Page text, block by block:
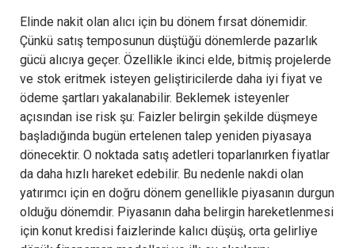
Elinde nakit olan alıcı için bu dönem fırsat dönemidir.
Çünkü satış temposunun düştüğü dönemlerde pazarlık
gücü alıcıya geçer. Özellikle ikinci elde, bitmiş projelerde
ve stok eritmek isteyen geliştiricilerde daha iyi fiyat ve
ödeme şartları yakalanabilir. Beklemek isteyenler
açısından ise risk şu: Faizler belirgin şekilde düşmeye
başladığında bugün ertelenen talep yeniden piyasaya
dönecektir. O noktada satış adetleri toparlanırken fiyatlar
da daha hızlı hareket edebilir. Bu nedenle nakdi olan
yatırımcı için en doğru dönem genellikle piyasanın durgun
olduğu dönemdir. Piyasanın daha belirgin hareketlenmesi
için konut kredisi faizlerinde kalıcı düşüş, orta gelirliye